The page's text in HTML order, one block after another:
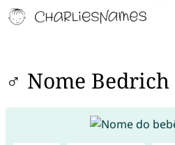
♂ Nome Bedrich